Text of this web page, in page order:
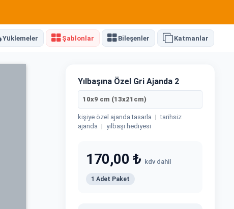
Yüklemeler Şablonlar Bileşenler Katmanlar
Yılbaşına Özel Gri Ajanda 2
10x9 cm (13x21cm)
kişiye özel ajanda tasarla | tarihsiz
ajanda | yılbaşı hediyesi
170,00 ₺ kdv dahil
1 Adet Paket